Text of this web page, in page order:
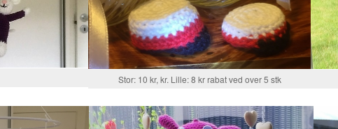
Stor: 10 kr, kr. Lille: 8 kr rabat ved over 5 stk